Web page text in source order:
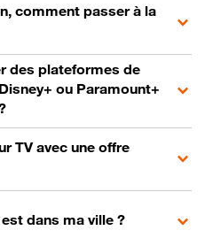
comment passer à la
des plateformes de
ou Paramount+
TV avec une offre
dans ma ville ?